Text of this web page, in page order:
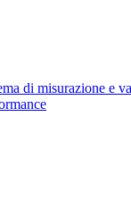
di misurazione e